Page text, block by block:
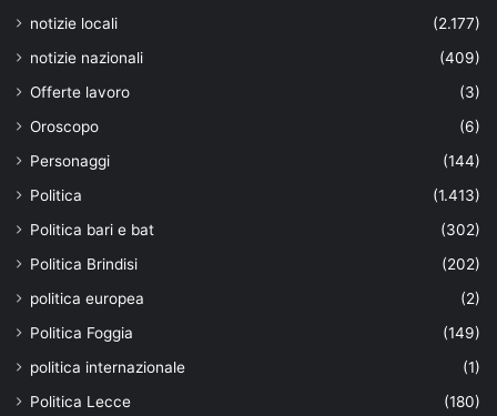
notizie locali
(2.177)
notizie nazionali
(409)
Offerte lavoro
(3)
Oroscopo
(6)
Personaggi
(144)
Politica
(1.413)
Politica bari e bat
(302)
Politica Brindisi
(202)
politica europea
(2)
Politica Foggia
(149)
politica internazionale
(1)
Politica Lecce
(180)